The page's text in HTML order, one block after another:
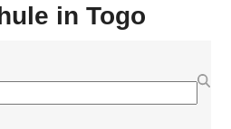
in Togo